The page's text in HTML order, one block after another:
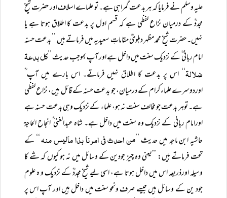
علیہ وسلم نے فرمایا کہ ہر بدعت گمراہی ہے۔ تو علماے اسلاف اور حضرت شیخ
مجددؒ کے درمیان نزاع لفظی ہے کہ قسم اول پر بدعت کا اطلاق ہوتا ہے یا
نہیں۔ حضرت شیخ محمد مظہر دہلویؒ مقاماتِ سعیدیہ میں فرماتے ہیں ’’ بدعت حسنہ
امام ربانی ؒ کے نزدیک سنت میں داخل ہے اور آپ بموجب حدیث ’’کل بدعۃ
ضلالۃ‘‘ اس پر بدعت کا اطلاق نہیں فرماتے۔ اس بارے میں آپ ؒ
اوردوسرے علماء کرام کے درمیان، جو بدعت حسنہ کے قائل ہیں، نزاع لفظی
ہے۔ توہر بدعت جو مخالف سنت نہ ہو، علماء کے نزدیک وہی بدعت حسنہ ہے
اورامام ربانی کے نزدیک وہ سنت میں داخل ہے۔ شاہ عبدالغنی ؒ انجاح الحاجۃ
حاشیہ ابن ماجہ میں حدیث ’’ من احدث فی امرنا ہذا مالیس منہ‘‘ کے
تحت فرماتے ہیں: ’’یعنی وہ چیز جودین کے وسائل میں نہ ہو کیوں کہ شے کا
وسیلہ اورذریعہ اس میں داخل ہوتا ہے، اسی لیے شیخ مجددؒ کے نزدیک و ہ علوم
جود ین کے وسائل ہیں جیسے صرف ونحو سنت میں داخل ہیں اور آپ اس پر